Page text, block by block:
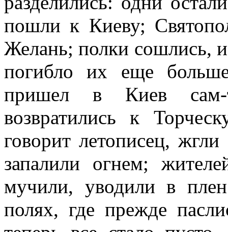
пошли к Киеву;
Желань; полки сошлись,
погибло их еще
пришел в Киев сам-
возвратились к
говорит летописец,
запалили огнем;
мучили, уводили в
полях, где прежде